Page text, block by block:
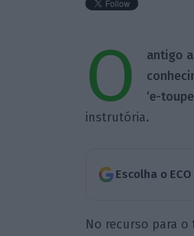
O
antigo
‘e-
instrutória.
Escolha o
No recurso para o